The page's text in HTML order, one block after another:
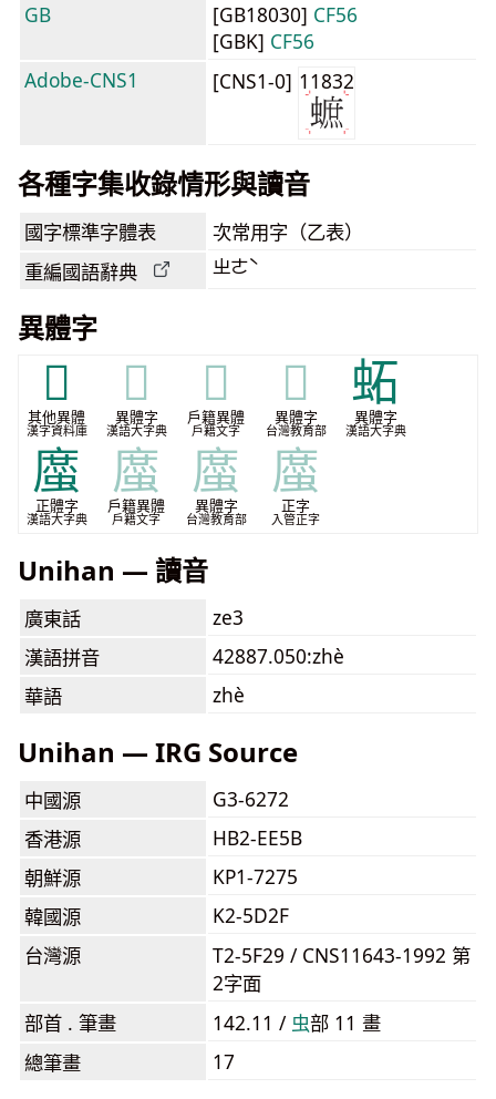
GB
[GB18030] CF56
[GBK] CF56
Adobe-CNS1
[CNS1-0] 11832
各種字集收錄情形與讀音
國字標準字體表 次常用字（乙表）
重編國語辭典 ㄓㄜˋ
異體字
𧐚
其他異體
漢字資料庫
𧐚
異體字
漢語大字典
𧐚
戶籍異體
戶籍文字
𧐚
異體字
台灣教育部
䖨
異體字
漢語大字典
䗪
正體字
漢語大字典
䗪
戶籍異體
戶籍文字
䗪
異體字
台灣教育部
䗪
正字
入管正字
Unihan — 讀音
廣東話
ze3
漢語拼音
42887.050:zhè
華語
zhè
Unihan — IRG Source
中國源
G3-6272
香港源
HB2-EE5B
朝鮮源
KP1-7275
韓國源
K2-5D2F
台灣源
T2-5F29 / CNS11643-1992 第
2字面
部首 . 筆畫
142.11 / ⾍部 11 畫
總筆畫
17